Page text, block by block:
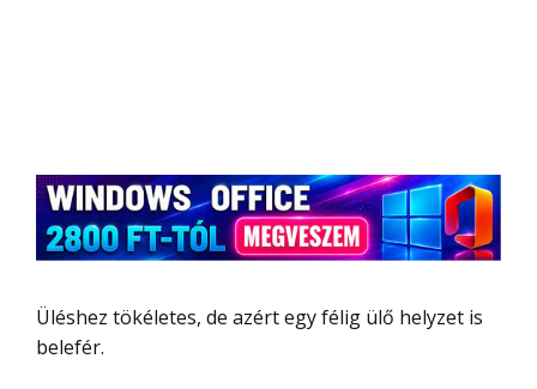
Üléshez tökéletes, de azért egy félig ülő helyzet is
belefér.